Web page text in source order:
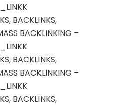
BACKLINKS,
BACKLINKING –
BACKLINKS,
BACKLINKING –
BACKLINKS,